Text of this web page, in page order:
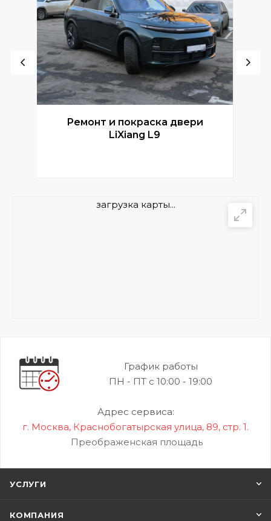
Ремонт и покраска двери
LiXiang L9
загрузка карты...
График работы
ПН - ПТ с 10:00 - 19:00
Адрес сервиса:
г. Москва, Краснобогатырская улица, 89, стр. 1.
Преображенская площадь
УСЛУГИ
КОМПАНИЯ